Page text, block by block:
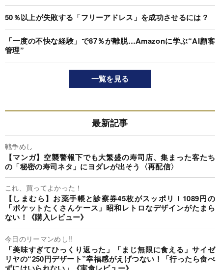
50％以上が失敗する「フリーアドレス」を成功させるには？
「一度の不快な経験」で87％が離脱…Amazonに学ぶ“AI顧客
管理”
一覧を見る
最新記事
戦争めし
【マンガ】空襲警報下でも大繁盛の寿司店、集まった客たち
の「秘密の寿司ネタ」にヨダレが出そう〈再配信〉
これ、買ってよかった！
【しまむら】お薬手帳と診察券45枚がスッポリ！1089円の
「ポケットたくさんケース」昭和レトロなデザインがたまら
ない！《購入レビュー》
今日のリーマンめし!!
「美味すぎてひっくり返った」「まじ無限に食える」サイゼ
リヤの“250円デザート”幸福感がえげつない！「行ったら食べ